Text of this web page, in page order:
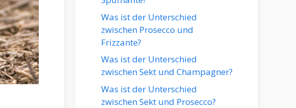
Was ist der Unterschied
zwischen Prosecco und
Frizzante?
Was ist der Unterschied
zwischen Sekt und Champagner?
Was ist der Unterschied
zwischen Sekt und Prosecco?